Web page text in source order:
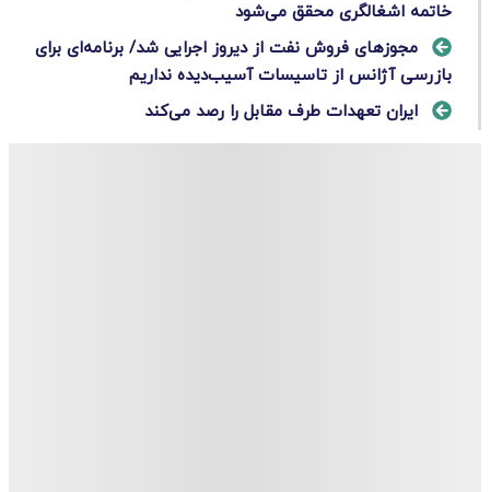
خاتمه اشغالگری محقق می‌شود
مجوزهای فروش نفت از دیروز اجرایی شد/ برنامه‌ای برای
بازرسی آژانس از تاسیسات آسیب‌دیده نداریم
ایران تعهدات طرف مقابل را رصد می‌کند